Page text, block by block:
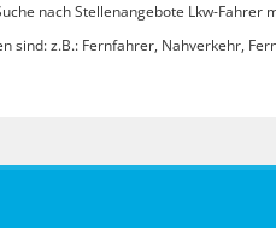
nach Stellenangebote Lkw-
sind: z.B.: Fernfahrer, Nahverkehr,